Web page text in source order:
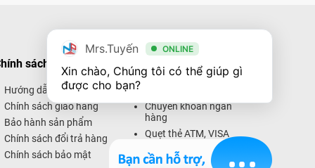
sách mua hàng
Hướng dẫn mua hàng
Chính sách giao hàng
Bảo hành sản phẩm
Chính sách đổi trả hàng
Chính sách bảo mật
Hình thức thanh toán
Chuyển khoản ngân
hàng
Quẹt thẻ ATM, VISA
Thanh toán trực tuyến
Mrs.Tuyến ONLINE
Xin chào, Chúng tôi có thể giúp gì
được cho bạn?